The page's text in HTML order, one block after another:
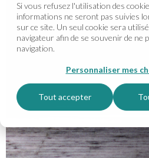
Si vous refusez l'utilisation des
informations ne seront pas suivies
sur ce site. Un seul cookie sera
navigateur afin de se souvenir de ne
navigation.
Personnaliser mes
Tout accepter